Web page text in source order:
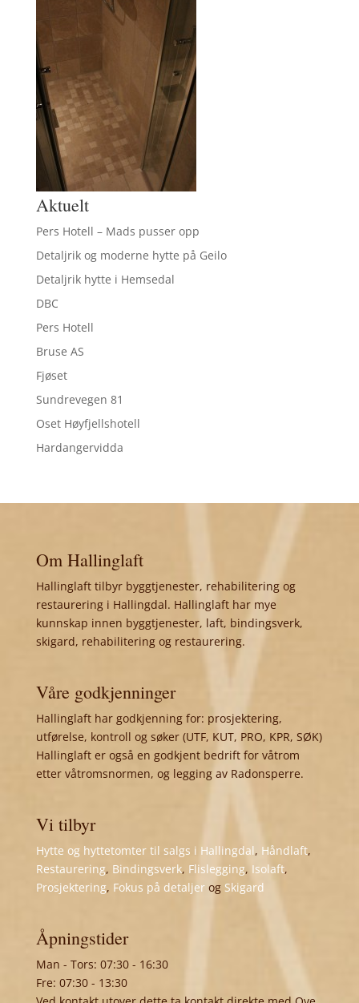
Aktuelt
Pers Hotell – Mads pusser opp
Detaljrik og moderne hytte på Geilo
Detaljrik hytte i Hemsedal
DBC
Pers Hotell
Bruse AS
Fjøset
Sundrevegen 81
Oset Høyfjellshotell
Hardangervidda
Om Hallinglaft
Hallinglaft tilbyr byggtjenester, rehabilitering og
restaurering i Hallingdal. Hallinglaft har mye
kunnskap innen byggtjenester, laft, bindingsverk,
skigard, rehabilitering og restaurering.
Våre godkjenninger
Hallinglaft har godkjenning for: prosjektering,
utførelse, kontroll og søker (UTF, KUT, PRO, KPR, SØK)
Hallinglaft er også en godkjent bedrift for våtrom
etter våtromsnormen, og legging av Radonsperre.
Vi tilbyr
Hytte og hyttetomter til salgs i Hallingdal, Håndlaft,
Restaurering, Bindingsverk, Flislegging, Isolaft,
Prosjektering, Fokus på detaljerog Skigard
Åpningstider
Man - Tors: 07:30 - 16:30
Fre: 07:30 - 13:30